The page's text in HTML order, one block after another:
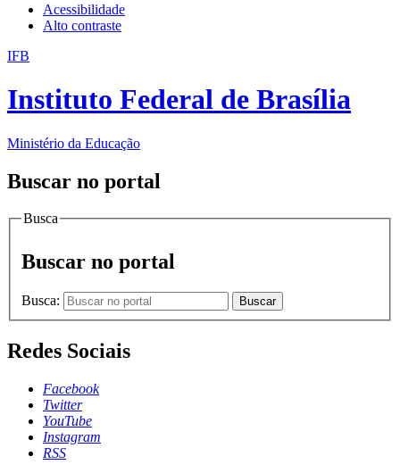
Acessibilidade
Alto contraste
IFB
Instituto Federal de Brasília
Ministério da Educação
Buscar no portal
Busca
Buscar no portal
Busca: Buscar
Redes Sociais
Facebook
Twitter
YouTube
Instagram
RSS